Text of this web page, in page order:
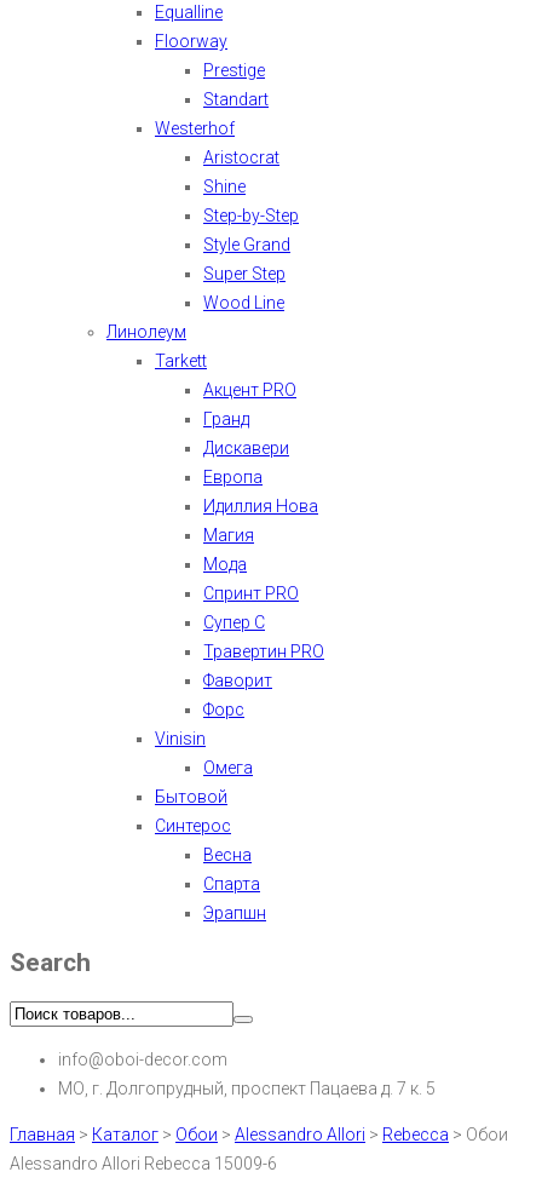
Equalline
Floorway
Prestige
Standart
Westerhof
Aristocrat
Shine
Step-by-Step
Style Grand
Super Step
Wood Line
Линолеум
Tarkett
Акцент PRO
Гранд
Дискавери
Европа
Идиллия Нова
Магия
Мода
Спринт PRO
Супер С
Травертин PRO
Фаворит
Форс
Vinisin
Омега
Бытовой
Синтерос
Весна
Спарта
Эрапшн
Search
info@oboi-decor.com
МО, г. Долгопрудный, проспект Пацаева д. 7 к. 5
Главная > Каталог > Обои > Alessandro Allori > Rebecca > Обои
Alessandro Allori Rebecca 15009-6